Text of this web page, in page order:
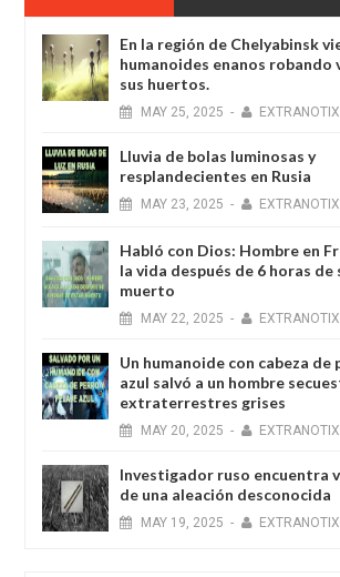
En la región de Chelyabinsk
humanoides enanos robando
sus huertos.
MAY 25, 2025 -
Lluvia de bolas luminosas y
resplandecientes en Rusia
MAY 23, 2025 -
Habló con Dios: Hombre en
la vida después de 6 horas
muerto
MAY 22, 2025 -
Un humanoide con cabeza de
azul salvó a un hombre
extraterrestres grises
MAY 20, 2025 -
Investigador ruso encuentra
de una aleación desconocida
MAY 19, 2025 -